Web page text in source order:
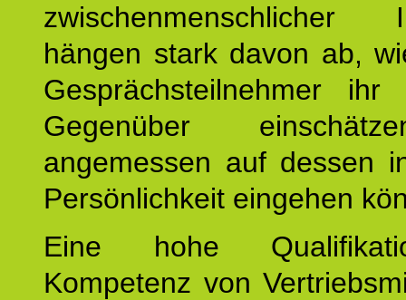
zwischenmenschlicher
hängen stark davon ab,
Gesprächsteilnehmer ihr
Gegenüber
angemessen auf dessen
Persönlichkeit eingehen
Eine hohe
Kompetenz von